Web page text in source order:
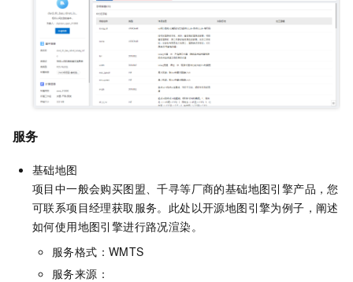
服务
基础地图
项目中一般会购买图盟、千寻等厂商的基础地图引擎产品，您
可联系项目经理获取服务。此处以开源地图引擎为例子，阐述
如何使用地图引擎进行路况渲染。
服务格式：WMTS
服务来源：